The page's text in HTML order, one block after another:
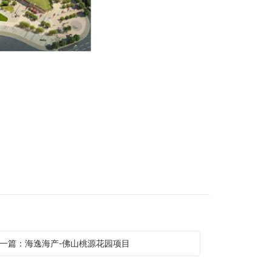
篇：海逸海产-佛山桃源花园项目